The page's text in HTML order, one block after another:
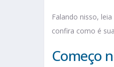
Falando nisso,
confira como é
Começo